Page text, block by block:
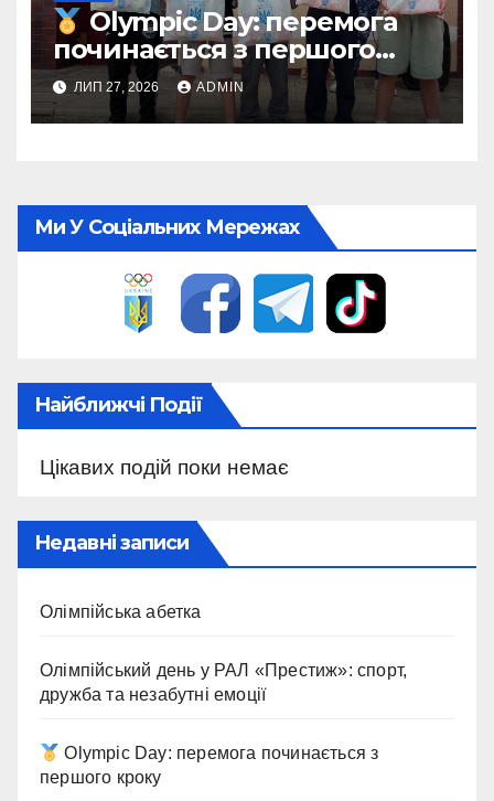
Olympic Day: перемога
починається з першого
кроку
ЛИП 27, 2026 ADMIN
Ми У Соціальних Мережах
Найближчі Події
Цікавих подій поки немає
Недавні записи
Олімпійська абетка
Олімпійський день у РАЛ «Престиж»: спорт,
дружба та незабутні емоції
Olympic Day: перемога починається з
першого кроку